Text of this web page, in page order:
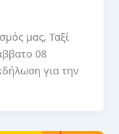
μας, Ταξί
08
για την